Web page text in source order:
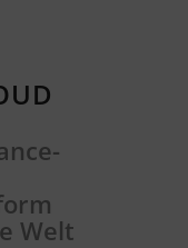
Welt